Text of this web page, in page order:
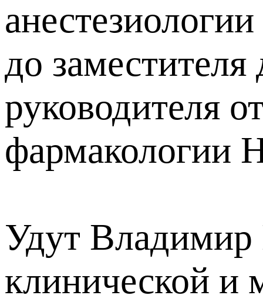
до
руководителя
Удут Владимир
клинической и